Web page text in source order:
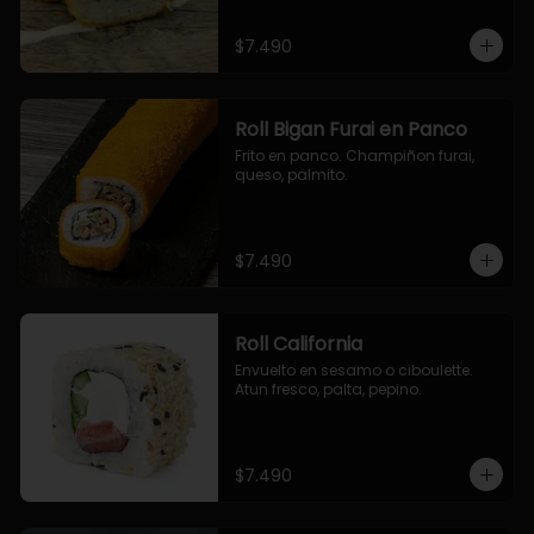
$7.490
Roll Bigan Furai en Panco
Frito en panco. Champiñon furai,
queso, palmito.
$7.490
Roll California
Envuelto en sesamo o ciboulette.
Atun fresco, palta, pepino.
$7.490